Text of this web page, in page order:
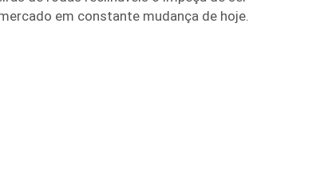
em constante mudança de hoje.